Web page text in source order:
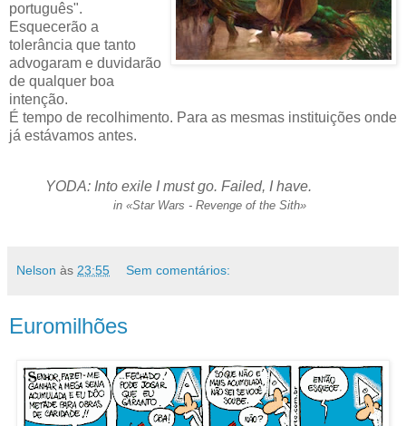
português".
Esquecerão a
tolerância que tanto
advogaram e duvidarão
de qualquer boa
intenção.
É tempo de recolhimento. Para as mesmas instituições onde
já estávamos antes.
YODA: Into exile I must go. Failed, I have.
in «Star Wars - Revenge of the Sith»
Nelson às 23:55 Sem comentários:
Euromilhões